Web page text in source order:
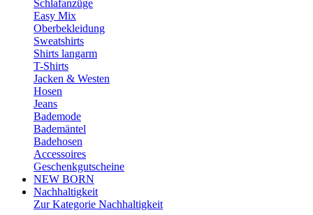
Schlafanzüge
Easy Mix
Oberbekleidung
Sweatshirts
Shirts langarm
T-Shirts
Jacken & Westen
Hosen
Jeans
Bademode
Bademäntel
Badehosen
Accessoires
Geschenkgutscheine
NEW BORN
Nachhaltigkeit
Zur Kategorie Nachhaltigkeit